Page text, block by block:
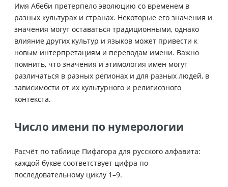
Имя Абеби претерпело эволюцию со временем в
разных культурах и странах. Некоторые его значения и
значения могут оставаться традиционными, однако
влияние других культур и языков может привести к
новым интерпретациям и переводам имени. Важно
помнить, что значения и этимология имен могут
различаться в разных регионах и для разных людей, в
зависимости от их культурного и религиозного
контекста.
Число имени по нумерологии
Расчёт по таблице Пифагора для русского алфавита:
каждой букве соответствует цифра по
последовательному циклу 1–9.